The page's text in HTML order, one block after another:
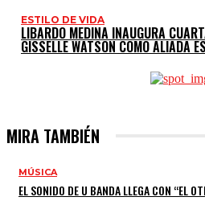
ESTILO DE VIDA
LIBARDO MEDINA INAUGURA
GISSELLE WATSON COMO ALIADA
MIRA TAMBIÉN
MÚSICA
EL SONIDO DE U BANDA LLEGA CON “EL